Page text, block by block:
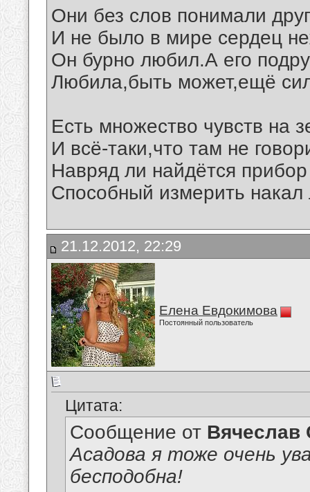
Они без слов понимали
И не было в мире сердец
Он бурно любил.А его
Любила,быть может,ещё
Есть множество чувств на
И всё-таки,что там не
Навряд ли найдётся
Способный измерить
21.12.2012, 22:29
Елена Евдокимова
Постоянный пользователь
Цитата:
Сообщение от Вячеслав
Асадова я тоже очень
бесподобна!